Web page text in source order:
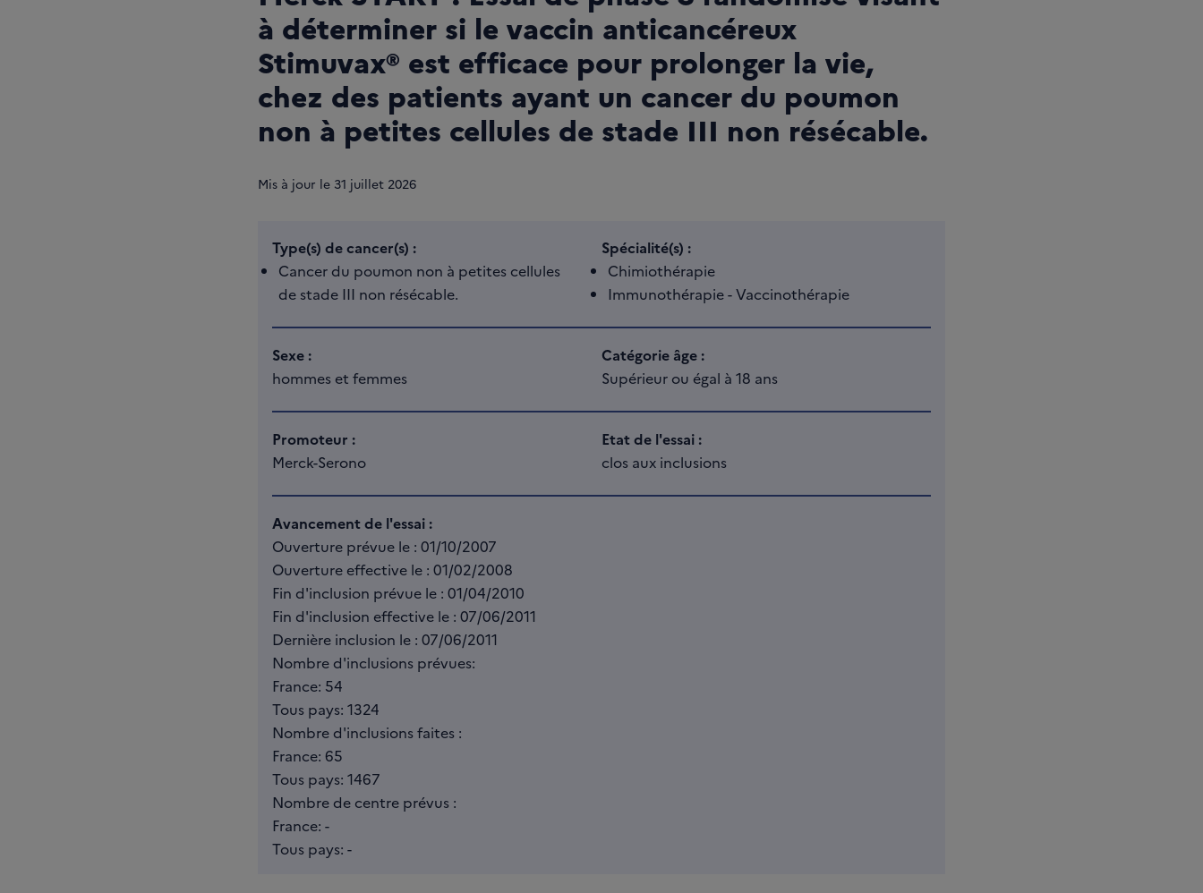
à déterminer si le vaccin anticancéreux
Stimuvax® est efficace pour prolonger la vie,
chez des patients ayant un cancer du poumon
non à petites cellules de stade III non résécable.
Mis à jour le 31 juillet 2026
Type(s) de cancer(s) :
Cancer du poumon non à petites cellules
de stade III non résécable.
Spécialité(s) :
Chimiothérapie
Immunothérapie - Vaccinothérapie
Sexe :
hommes et femmes
Catégorie âge :
Supérieur ou égal à 18 ans
Promoteur :
Merck-Serono
Etat de l'essai :
clos aux inclusions
Avancement de l'essai :
Ouverture prévue le : 01/10/2007
Ouverture effective le : 01/02/2008
Fin d'inclusion prévue le : 01/04/2010
Fin d'inclusion effective le : 07/06/2011
Dernière inclusion le : 07/06/2011
Nombre d'inclusions prévues:
France: 54
Tous pays: 1324
Nombre d'inclusions faites :
France: 65
Tous pays: 1467
Nombre de centre prévus :
France: -
Tous pays: -